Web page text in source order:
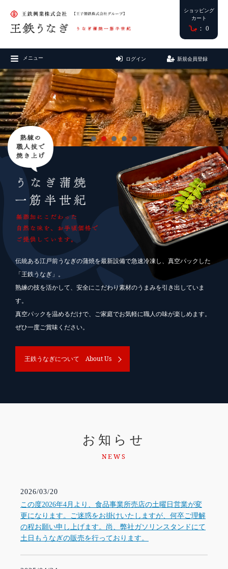
ショッピング
カート
0
メニュー ログイン 新規会員登録
カテゴリーから探す
CATEGORY
全て
国産うなぎ（ご購入は画像をクリック）
台湾産うなぎ（ご購入は画像をクリック）
商品ステータス
STATUS
おすすめ商品
新商品
ご利用ガイド
マイアカウント
カートを見る
伝統ある江戸前うなぎの蒲焼を最新設備で急速冷凍し、真空パックした
「王鉄うなぎ」。
熟練の技を活かして、安全にこだわり素材のうまみを引き出していま
す。
真空パックを温めるだけで、ご家庭でお気軽に職人の味が楽しめます。
ぜひ一度ご賞味ください。
王鉄うなぎについて About Us
お知らせ
NEWS
2026/03/20
この度2026年4月より、食品事業所売店の土曜日営業が変
更になります。ご迷惑をお掛けいたしますが、何卒ご理解
の程お願い申し上げます。尚、弊社ガソリンスタンドにて
土日もうなぎの販売を行っております。